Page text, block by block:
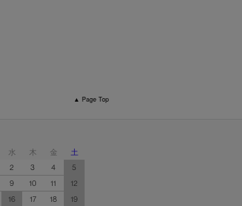
▲ Page Top
水 木 金
土
2 3 4
5
9 10 11
12
16 17 18
19